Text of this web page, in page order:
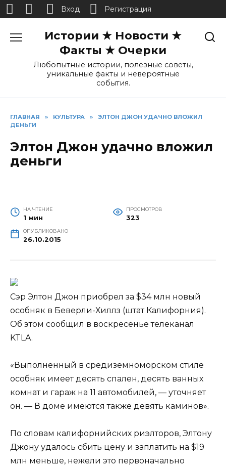
Истории ★ Новости ★
Факты ★ Очерки
Любопытные истории, полезные советы,
уникальные факты и невероятные
события.
ГЛАВНАЯ » КУЛЬТУРА »
ЭЛТОН ДЖОН УДАЧНО ВЛОЖИЛ
ДЕНЬГИ
Элтон Джон удачно вложил
деньги
НА ЧТЕНИЕ
1 мин
ПРОСМОТРОВ
323
ОПУБЛИКОВАНО
26.10.2015
Сэр Элтон Джон приобрел за $34 млн новый
особняк в Беверли-Хиллз (штат Калифорния).
Об этом сообщил в воскресенье телеканал
KTLA.
«Выполненный в средиземноморском стиле
особняк имеет десять спален, десять ванных
комнат и гараж на 11 автомобилей, — уточняет
он. — В доме имеютсятакже девять каминов».
По словам калифорнийских риэлторов, Элтону
Джону удалось сбить цену и заплатить на $19
млн меньше, нежели это первоначально
Вход Регистрация